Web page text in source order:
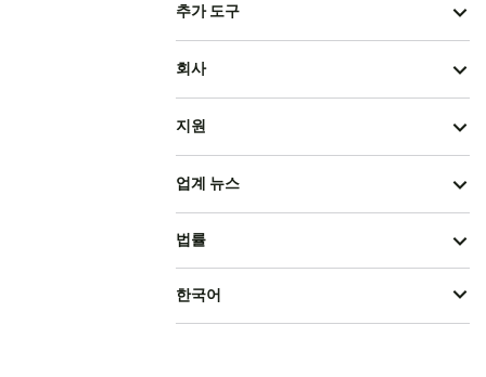
추가 도구
회사
지원
업계 뉴스
법률
한국어